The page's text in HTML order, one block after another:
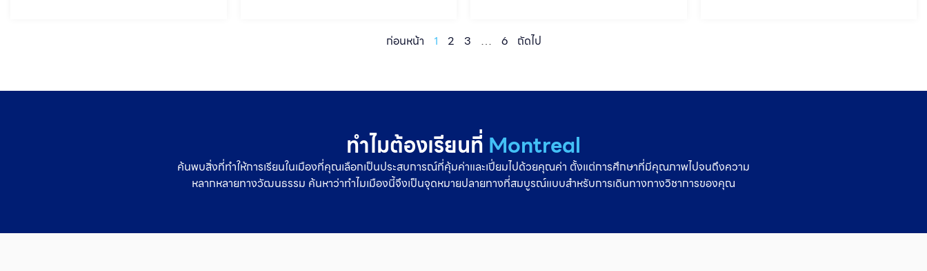
ก่อนหน้า 1 2 3 … 6 ถัดไป
ทำไมต้องเรียนที่ Montreal
ค้นพบสิ่งที่ทำให้การเรียนในเมืองที่คุณเลือกเป็นประสบการณ์ที่คุ้มค่าและเปี่ยมไปด้วยคุณค่า ตั้งแต่การศึกษาที่มีคุณภาพไปจนถึงความ
หลากหลายทางวัฒนธรรม ค้นหาว่าทำไมเมืองนี้จึงเป็นจุดหมายปลายทางที่สมบูรณ์แบบสำหรับการเดินทางทางวิชาการของคุณ